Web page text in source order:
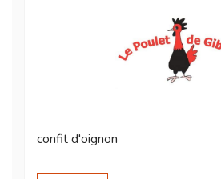
confit d'oignon